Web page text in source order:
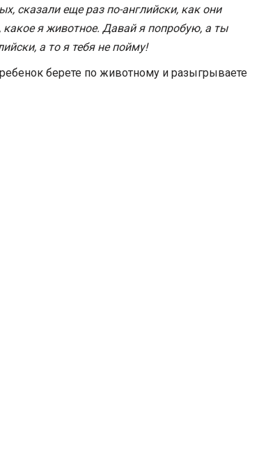
сказали еще раз по-английски, как они
какое я животное. Давай я попробую, а ты
а то я тебя не пойму!
берете по животному и разыгрываете